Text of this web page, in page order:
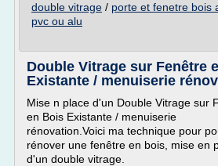
double vitrage / porte et fenetre bois
pvc ou alu
Double Vitrage sur Fenêtre
Existante / menuiserie
Mise n place d'un Double Vitrage sur
en Bois Existante / menuiserie
rénovation.Voici ma technique pour
rénover une fenêtre en bois, mise en
d'un double vitrage.